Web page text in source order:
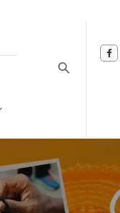
Suscríbase a
Reciba notificaciones
Bienestar que le interesan.